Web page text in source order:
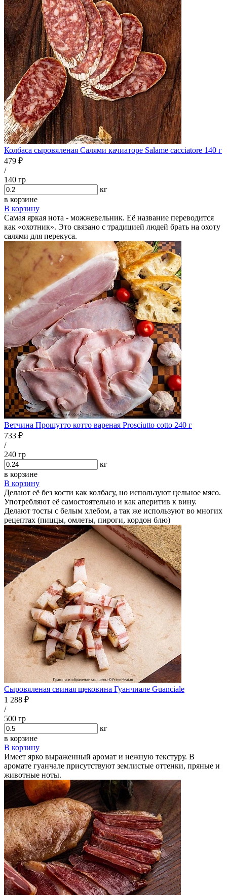
Колбаса сыровяленая Салями качиаторе Salame сacciatore 140 г
479 ₽
/
140 гр
кг
в корзине
В корзину
Самая яркая нота - можжевельник. Её название переводится
как «охотник». Это связано с традицией людей брать на охоту
салями для перекуса.
Ветчина Прошутто котто вареная Prosciutto cotto 240 г
733 ₽
/
240 гр
кг
в корзине
В корзину
Делают её без кости как колбасу, но используют цельное мясо.
Употребляют её самостоятельно и как аперитив к вину.
Делают тосты с белым хлебом, а так же используют во многих
рецептах (пиццы, омлеты, пироги, кордон блю)
Сыровяленая свиная щековина Гуанчиале Guanciale
1 288 ₽
/
500 гр
кг
в корзине
В корзину
Имеет ярко выраженный аромат и нежную текстуру. В
аромате гуанчале присутствуют землистые оттенки, пряные и
животные ноты.